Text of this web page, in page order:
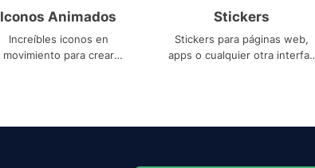
Iconos Animados
Increíbles iconos en
movimiento para crear
Stickers
Stickers para páginas web,
apps o cualquier otra interfaz